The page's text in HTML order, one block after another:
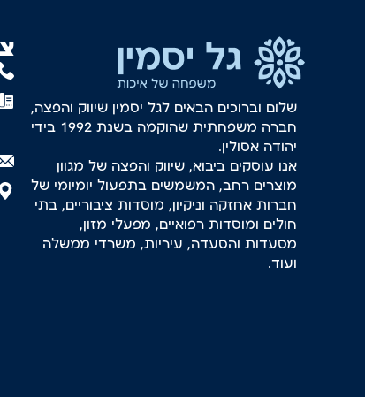
שלום וברוכים הבאים לגל יסמין שיווק והפצה,
חברה משפחתית שהוקמה בשנת 1992 בידי
יהודה אסולין.
אנו עוסקים ביבוא, שיווק והפצה של מגוון
מוצרים רחב, המשמשים בתפעול יומיומי של
חברות אחזקה וניקיון, מוסדות ציבוריים, בתי
חולים ומוסדות רפואיים, מפעלי מזון,
מסעדות והסעדה, עיריות, משרדי ממשלה
ועוד.